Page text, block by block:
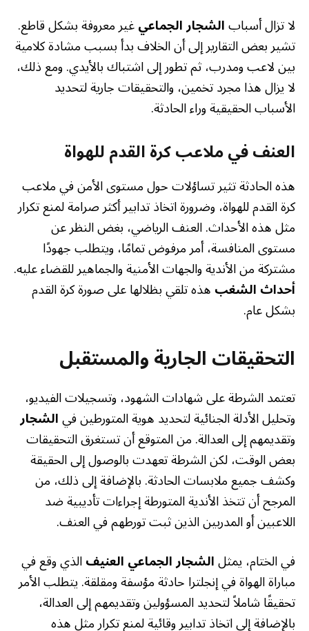
لا تزال أسبابالشجار الجماعيغير معروفة بشكل قاطع.
تشير بعض التقارير إلى أن الخلاف بدأ بسبب مشادة كلامية
بين لاعب ومدرب، ثم تطور إلى اشتباك بالأيدي. ومع ذلك،
لا يزال هذا مجرد تخمين، والتحقيقات جارية لتحديد
الأسباب الحقيقية وراء الحادثة.
العنف في ملاعب كرة القدم للهواة
هذه الحادثة تثير تساؤلات حول مستوى الأمن في ملاعب
كرة القدم للهواة، وضرورة اتخاذ تدابير أكثر صرامة لمنع تكرار
مثل هذه الأحداث. العنف الرياضي، بغض النظر عن
مستوى المنافسة، أمر مرفوض تمامًا، ويتطلب جهودًا
مشتركة من الأندية والجهات الأمنية والجماهير للقضاء عليه.
أحداث الشغبهذه تلقي بظلالها على صورة كرة القدم
بشكل عام.
التحقيقات الجارية والمستقبل
تعتمد الشرطة على شهادات الشهود، وتسجيلات الفيديو،
وتحليل الأدلة الجنائية لتحديد هوية المتورطين فيالشجار
وتقديمهم إلى العدالة. من المتوقع أن تستغرق التحقيقات
بعض الوقت، لكن الشرطة تعهدت بالوصول إلى الحقيقة
وكشف جميع ملابسات الحادثة. بالإضافة إلى ذلك، من
المرجح أن تتخذ الأندية المتورطة إجراءات تأديبية ضد
اللاعبين أو المدربين الذين ثبت تورطهم في العنف.
في الختام، يمثلالشجار الجماعي العنيفالذي وقع في
مباراة الهواة في إنجلترا حادثة مؤسفة ومقلقة. يتطلب الأمر
تحقيقًا شاملاً لتحديد المسؤولين وتقديمهم إلى العدالة،
بالإضافة إلى اتخاذ تدابير وقائية لمنع تكرار مثل هذه